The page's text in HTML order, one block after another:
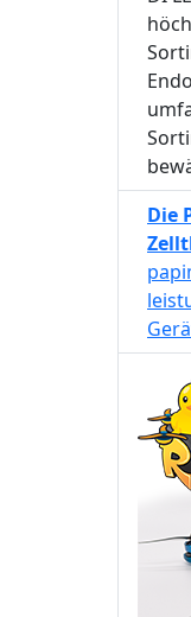
Die